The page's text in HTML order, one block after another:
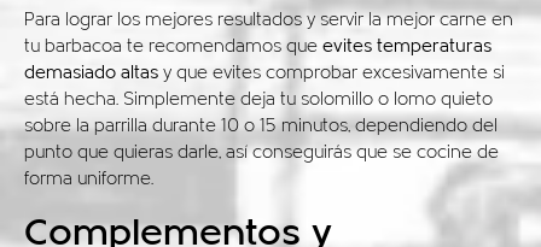
Para lograr los mejores resultados y servir la mejor carne en
tu barbacoa te recomendamos que evites temperaturas
demasiado altas y que evites comprobar excesivamente si
está hecha. Simplemente deja tu solomillo o lomo quieto
sobre la parrilla durante 10 o 15 minutos, dependiendo del
punto que quieras darle, así conseguirás que se cocine de
forma uniforme.
Complementos y